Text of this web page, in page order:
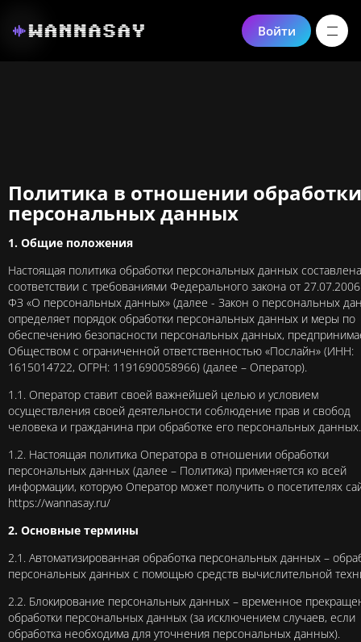
Войти
Политика в отношении обработки
персональных данных
1. Общие положения
Настоящая политика обработки персональных данных
соответствии с требованиями Федерального закона от
ФЗ «О персональных данных» (далее - Закон о персональных
определяет порядок обработки персональных данных и меры по
обеспечению безопасности персональных данных,
Обществом с ограниченной ответственностью «Послайн» (ИНН:
1615014722, ОГРН: 1191690058966) (далее – Оператор).
1.1. Оператор ставит своей важнейшей целью и условием
осуществления своей деятельности соблюдение прав и свобод
человека и гражданина при обработке его персональных данных.
1.2. Настоящая политика Оператора в отношении обработки
персональных данных (далее – Политика) применяется ко всей
информации, которую Оператор может получить о посетителях
https://wannasay.ru/
2. Основные термины
2.1. Автоматизированная обработка персональных данных –
персональных данных с помощью средств вычислительной
2.2. Блокирование персональных данных – временное
обработки персональных данных (за исключением случаев, если
обработка необходима для уточнения персональных данных).